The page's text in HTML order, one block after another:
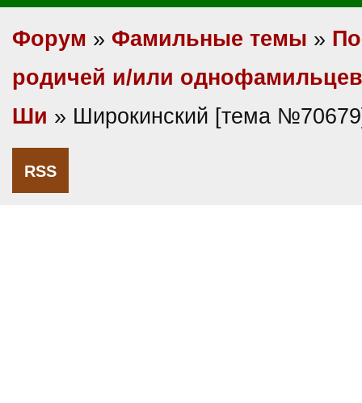
Форум » Фамильные темы »
родичей и/или однофамильцев
Ши » Широкинский [тема
RSS